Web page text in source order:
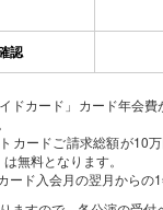
認
イドカード」カード年会
カードご請求総額が10
無料となります。
ード入会月の翌月からの